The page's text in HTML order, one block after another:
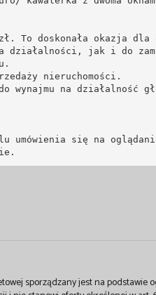
zł. To doskonała okazja
działalności, jak i do
nieruchomości.
wynajmu na działalność
umówienia się na
sporządzany jest na